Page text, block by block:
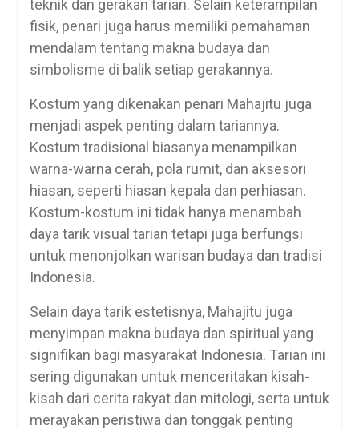
teknik dan gerakan tarian. Selain keterampilan
fisik, penari juga harus memiliki pemahaman
mendalam tentang makna budaya dan
simbolisme di balik setiap gerakannya.
Kostum yang dikenakan penari Mahajitu juga
menjadi aspek penting dalam tariannya.
Kostum tradisional biasanya menampilkan
warna-warna cerah, pola rumit, dan aksesori
hiasan, seperti hiasan kepala dan perhiasan.
Kostum-kostum ini tidak hanya menambah
daya tarik visual tarian tetapi juga berfungsi
untuk menonjolkan warisan budaya dan tradisi
Indonesia.
Selain daya tarik estetisnya, Mahajitu juga
menyimpan makna budaya dan spiritual yang
signifikan bagi masyarakat Indonesia. Tarian ini
sering digunakan untuk menceritakan kisah-
kisah dari cerita rakyat dan mitologi, serta untuk
merayakan peristiwa dan tonggak penting